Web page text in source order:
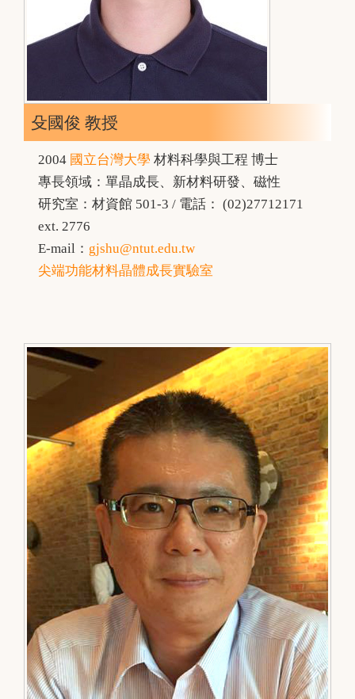
殳國俊 教授
2004 國立台灣大學 材料科學與工程 博士
專長領域：單晶成長、新材料研發、磁性
研究室：材資館 501-3 / 電話： (02)27712171
ext. 2776
E-mail： gjshu@ntut.edu.tw
尖端功能材料晶體成長實驗室